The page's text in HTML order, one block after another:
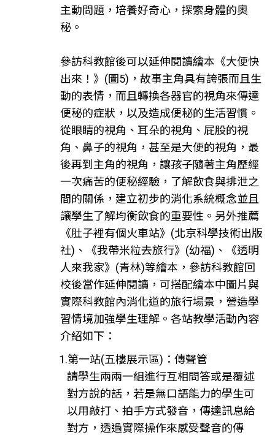
主動問題，培養好奇心，探索身體的奧
秘。
參訪科教館後可以延伸閱讀繪本《大便快
出來！》(圖5)，故事主角具有誇張而且生
動的表情，而且轉換各器官的視角來傳達
便秘的症狀，以及造成便秘的生活習慣。
從眼睛的視角、耳朵的視角、屁股的視
角、鼻子的視角，甚至是大便的視角，最
後再到主角的視角，讓孩子隨著主角歷經
一次痛苦的便秘經驗，了解飲食與排泄之
間的關係，建立初步的消化系統概念並且
讓學生了解均衡飲食的重要性。另外推薦
《肚子裡有個火車站》(北京科學技術出版
社)、《我帶米粒去旅行》(幼福)、《透明
人來我家》(青林)等繪本，參訪科教館回
校後當作延伸閱讀，可搭配繪本中圖片與
實際科教館內消化道的旅行場景，營造學
習情境加強學生理解。各站教學活動內容
介紹如下：
1.第一站(五樓展示區)：傳聲管
請學生兩兩一組進行互相問答或是覆述
對方說的話，若是無口語能力的學生可
以用敲打、拍手方式發音，傳達訊息給
對方，透過實際操作來感受聲音的傳